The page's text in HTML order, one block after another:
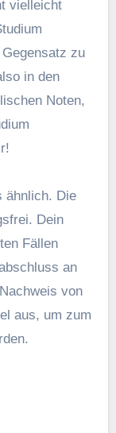
vielleicht
zu
in den
Noten,
ähnlich. Die
Dein
Fällen
an
von
aus, um zum